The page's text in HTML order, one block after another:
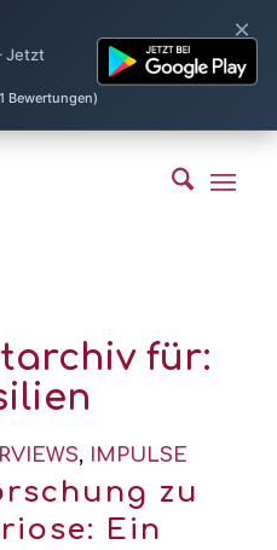
Jetzt
Bewertungen)
×
für:
, IMPULSE
zu
Ein